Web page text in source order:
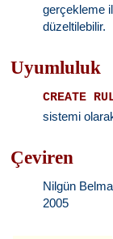
gerçekleme
düzeltilebilir.
Uyumluluk
CREATE
sistemi
Çeviren
Nilgün
2005